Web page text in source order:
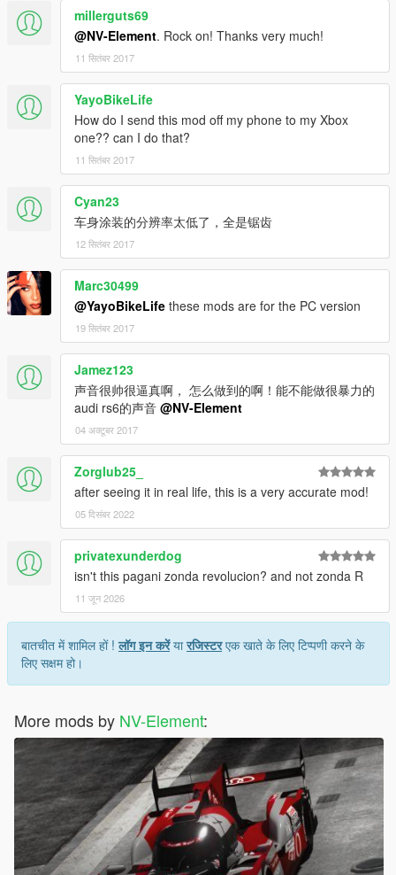
millerguts69
@NV-Element. Rock on! Thanks very much!
11 सितंबर 2017
YayoBikeLife
How do I send this mod off my phone to my Xbox
one?? can I do that?
11 सितंबर 2017
Cyan23
车身涂装的分辨率太低了，全是锯齿
12 सितंबर 2017
Marc30499
@YayoBikeLife these mods are for the PC version
19 सितंबर 2017
Jamez123
声音很帅很逼真啊， 怎么做到的啊！能不能做很暴力的
audi rs6的声音 @NV-Element
04 अक्टूबर 2017
Zorglub25_
after seeing it in real life, this is a very accurate mod!
05 दिसंबर 2022
privatexunderdog
isn't this pagani zonda revolucion? and not zonda R
11 जून 2026
बातचीत में शामिल हों !लॉग इन करेंयारजिस्टरएक खाते के लिए टिप्पणी करने के
लिए सक्षम हो।
More mods by NV-Element: